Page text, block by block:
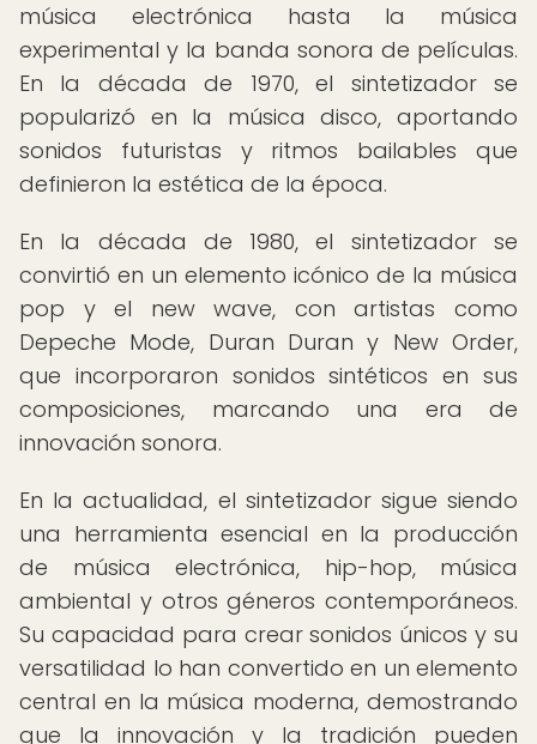
música electrónica hasta la música
experimental y la banda sonora de películas.
En la década de 1970, el sintetizador se
popularizó en la música disco, aportando
sonidos futuristas y ritmos bailables que
definieron la estética de la época.
En la década de 1980, el sintetizador se
convirtió en un elemento icónico de la música
pop y el new wave, con artistas como
Depeche Mode, Duran Duran y New Order,
que incorporaron sonidos sintéticos en sus
composiciones, marcando una era de
innovación sonora.
En la actualidad, el sintetizador sigue siendo
una herramienta esencial en la producción
de música electrónica, hip-hop, música
ambiental y otros géneros contemporáneos.
Su capacidad para crear sonidos únicos y su
versatilidad lo han convertido en un elemento
central en la música moderna, demostrando
que la innovación y la tradición pueden